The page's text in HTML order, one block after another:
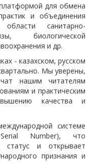
для обмена
и объединения
санитарно-
биологической
и др.
- казахском, русском
Мы уверены,
нашим читателям
и практическим
качества и
системе
Number), что
статус и открывает
признания и